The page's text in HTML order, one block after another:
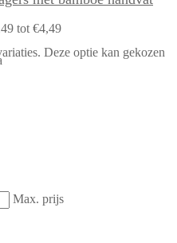
tot €4,49
Deze optie kan gekozen
Max. prijs